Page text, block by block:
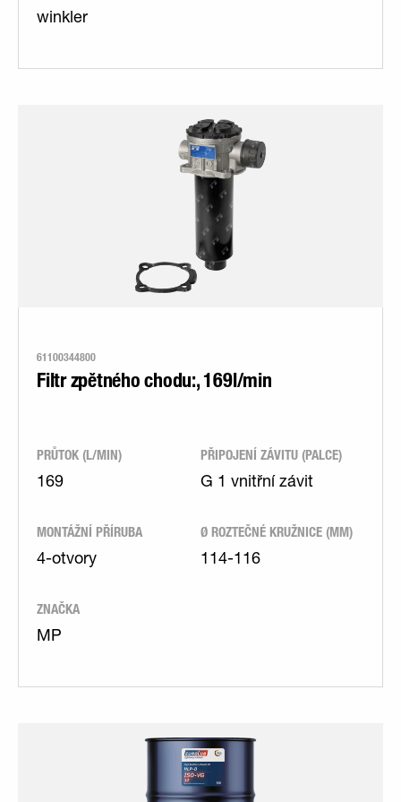
winkler
61100344800
Filtr zpětného chodu:, 169l/min
PRŮTOK (L/MIN)
169
PŘIPOJENÍ ZÁVITU (PALCE)
G 1 vnitřní závit
MONTÁŽNÍ PŘÍRUBA
4-otvory
Ø ROZTEČNÉ KRUŽNICE (MM)
114-116
ZNAČKA
MP